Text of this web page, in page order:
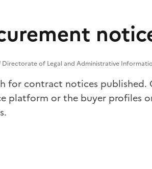
of Legal and Administrative
for contract notices published.
platform or the buyer profiles